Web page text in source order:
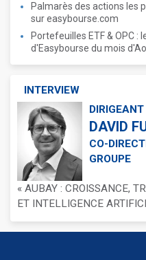
Palmarès des actions les
sur easybourse.com
Portefeuilles ETF & OPC
d'Easybourse du mois
INTERVIEW
DIRIGEANT
DAVID
CO-
GROUPE
« AUBAY : CROISSANCE,
ET INTELLIGENCE